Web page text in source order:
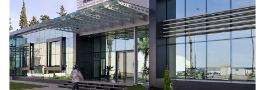
système de
surveillance de
l'attention du
conducteur